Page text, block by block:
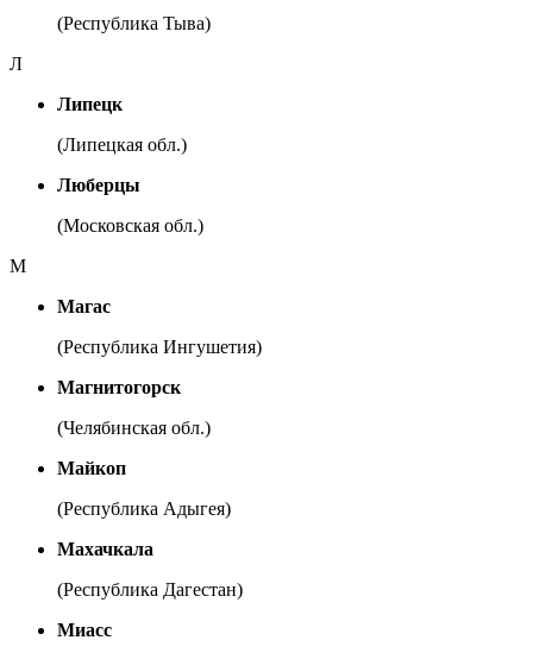
(Республика Тыва)
Л
Липецк
(Липецкая обл.)
Люберцы
(Московская обл.)
М
Магас
(Республика Ингушетия)
Магнитогорск
(Челябинская обл.)
Майкоп
(Республика Адыгея)
Махачкала
(Республика Дагестан)
Миасс